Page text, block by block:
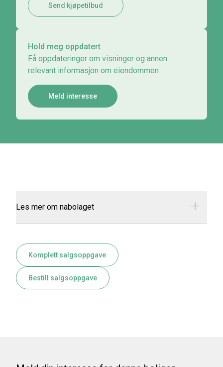
Send kjøpetilbud
Hold meg oppdatert
Få oppdateringer om visninger og annen
relevant informasjon om eiendommen
Meld interesse
Les mer om nabolaget
Komplett salgsoppgave
Bestill salgsoppgave